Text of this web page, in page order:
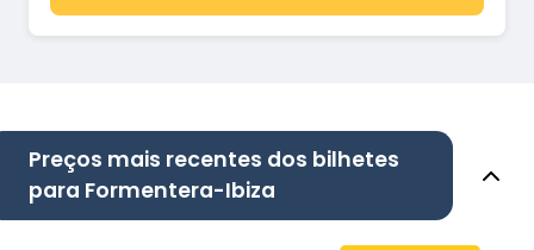
Preços mais recentes dos bilhetes
para Formentera-Ibiza